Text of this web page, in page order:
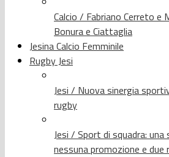
Calcio / Fabriano Cerreto e
Bonura e Ciattaglia
Jesina Calcio Femminile
Rugby Jesi
Jesi / Nuova sinergia
rugby
Jesi / Sport di squadra:
nessuna promozione e due